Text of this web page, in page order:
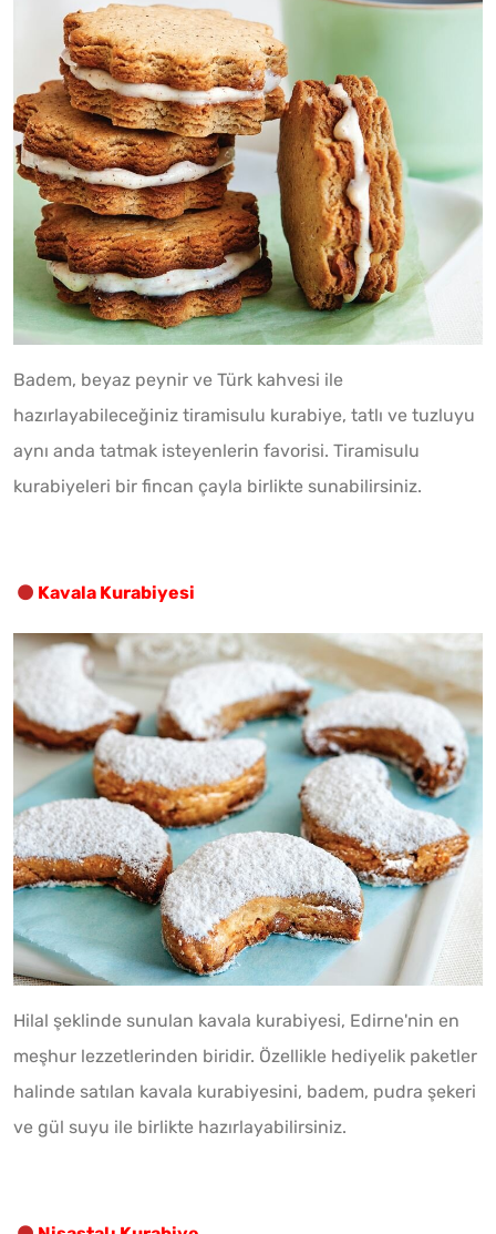
Badem, beyaz peynir ve Türk kahvesi ile
hazırlayabileceğiniz tiramisulu kurabiye, tatlı ve tuzluyu
aynı anda tatmak isteyenlerin favorisi. Tiramisulu
kurabiyeleri bir fincan çayla birlikte sunabilirsiniz.
Kavala Kurabiyesi
Hilal şeklinde sunulan kavala kurabiyesi, Edirne'nin en
meşhur lezzetlerinden biridir. Özellikle hediyelik paketler
halinde satılan kavala kurabiyesini, badem, pudra şekeri
ve gül suyu ile birlikte hazırlayabilirsiniz.